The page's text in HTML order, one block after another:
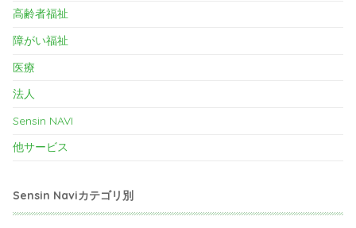
高齢者福祉
障がい福祉
医療
法人
Sensin NAVI
他サービス
Sensin Naviカテゴリ別